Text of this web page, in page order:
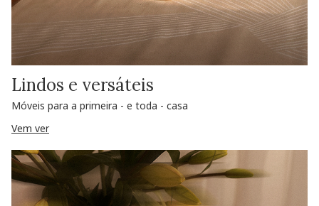
Lindos e versáteis
Móveis para a primeira - e toda - casa
Vem ver